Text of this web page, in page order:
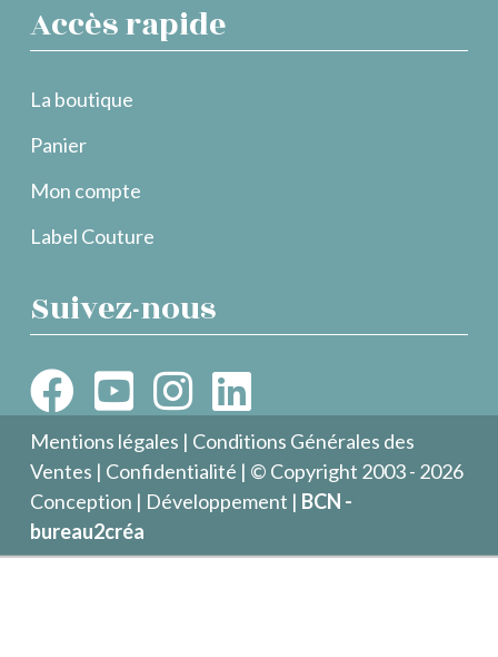
Accès rapide
La boutique
Panier
Mon compte
Label Couture
Suivez-nous
Mentions légales | Conditions Générales des
Ventes | Confidentialité | © Copyright 2003 - 2026
Conception | Développement | BCN -
bureau2créa